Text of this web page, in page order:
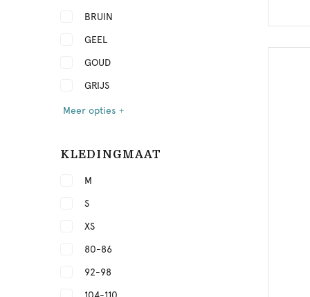
BRUIN
GEEL
GOUD
GRIJS
Meer opties
KLEDINGMAAT
M
S
XS
80-86
92-98
104-110